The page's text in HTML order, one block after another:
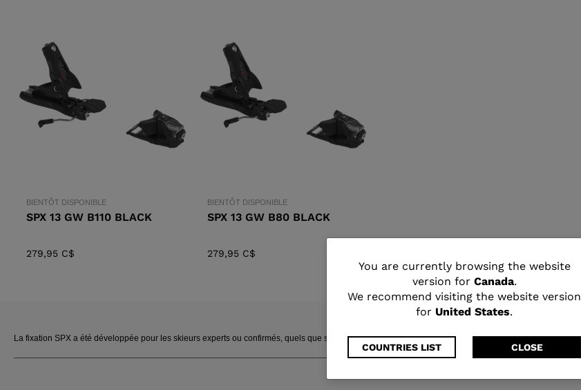
ENFANT
CHAUSSURES
APRÈS-SKI
You
are
currently
browsing
the
You are currently browsing the website
version for Canada.
We recommend visiting the website version
for United States.
COUNTRIES LIST CLOSE
BIENTÔT DISPONIBLE
SPX 13 GW B110 BLACK
279,95 C$
BIENTÔT DISPONIBLE
SPX 13 GW B80 BLACK
279,95 C$
La fixation SPX a été développée pour les skieurs experts ou confirmés, quels que soient leur type de pratique et leur terrain de prédilection.